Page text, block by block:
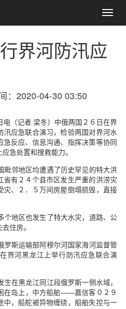
界河防汛应
：2020-04-30 03:50
电（记者 梁冬）中俄两国２６日在界
汛应急联合演习，检验两国对界河水
急反应、信息沟通、指挥决策等协同
急处置和搜救能力。
毗邻地区均遭遇了历史罕见的特大洪
省有２４个县市区发生严重的洪涝灾
灾、２．５万间房屋倒塌损毁，直接
个地区也发生了特大水灾，道路、公
住房。
罗斯运输部阿穆尔河国家海河监督管
界河黑龙江上举行防汛应急联合演
在黑龙江同江段俄罗斯一侧水域，
在岛上，中方船舶——嘉信客０２９
中，船舵被异物缠绕，船舶失控与一